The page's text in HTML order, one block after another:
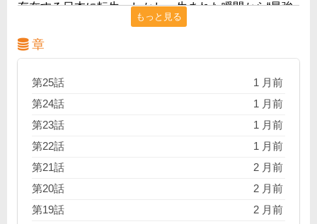
存在する日本に転生。しかし、生まれた瞬間から“最強
の悪霊”を召喚する儀式の真っ最中だった。呪い殺され
そうな母と、体を乗っ取ろうと暴れまわる悪霊を相手
に、カイは制御を巡る心理戦を繰り広げる。そして、
戦いの果てに、カイは無意識のうちに想像を絶する強
なす、無敵の和風ファンタジー、ここに開幕！
もっと見る
章
第25話
1 月前
第24話
1 月前
第23話
1 月前
第22話
1 月前
第21話
2 月前
第20話
2 月前
第19話
2 月前